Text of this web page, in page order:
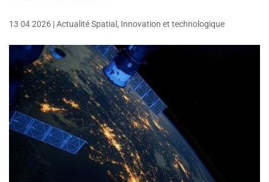
13 04 2026 |Actualité Spatial , Innovation et technologique